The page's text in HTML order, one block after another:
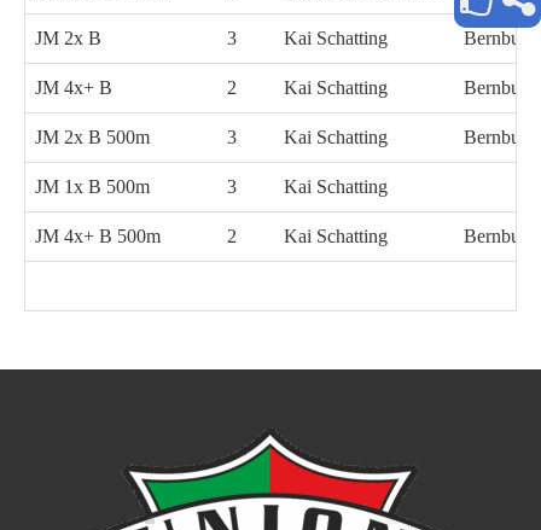
JM 2x B 3 Kai Schatting Bernburg
JM 4x+ B 2 Kai Schatting Bernburg
JM 2x B 500m 3 Kai Schatting Bernburg
JM 1x B 500m 3 Kai Schatting
JM 4x+ B 500m 2 Kai Schatting Bernburg